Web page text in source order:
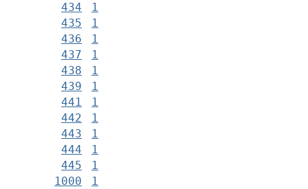
434
1
435
1
436
1
437
1
438
1
439
1
441
1
442
1
443
1
444
1
445
1
1000
1